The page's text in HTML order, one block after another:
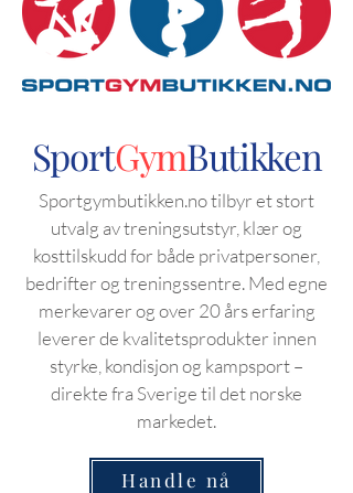
SportGymButikken
Sportgymbutikken.no tilbyr et stort
utvalg av treningsutstyr, klær og
kosttilskudd for både privatpersoner,
bedrifter og treningssentre. Med egne
merkevarer og over 20 års erfaring
leverer de kvalitetsprodukter innen
styrke, kondisjon og kampsport –
direkte fra Sverige til det norske
markedet.
Handle nå